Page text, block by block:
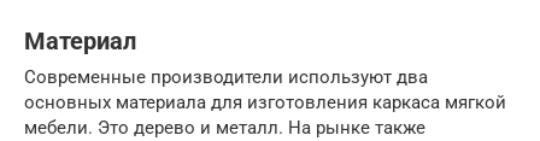
Материал
Современные производители используют два
основных материала для изготовления каркаса мягкой
мебели. Это дерево и металл. На рынке также